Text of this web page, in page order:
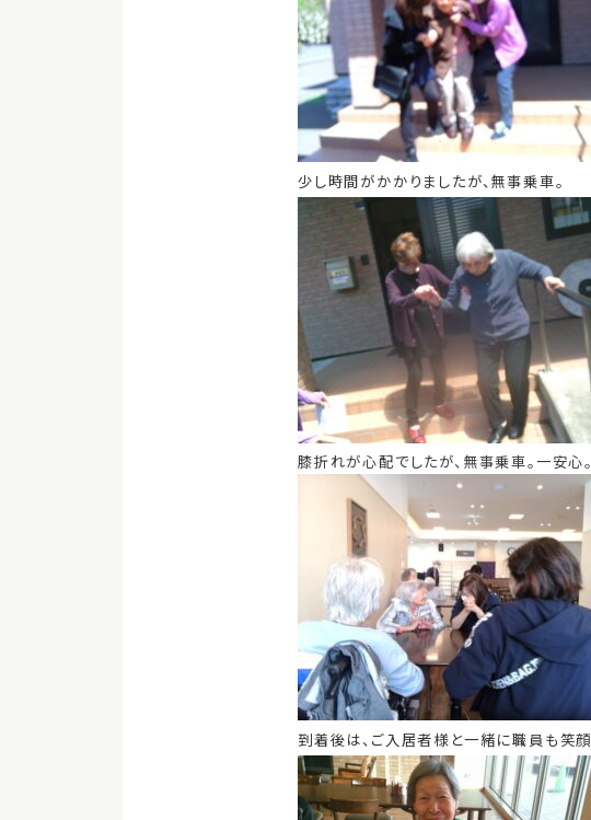
少し時間がかかりましたが、無事乗車。
膝折れが心配でしたが、無事乗車。一安心。
到着後は、ご入居者様と一緒に職員も笑顔